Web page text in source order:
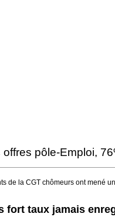
pôle-Emploi,
de la CGT chômeurs ont mené
fort taux jamais